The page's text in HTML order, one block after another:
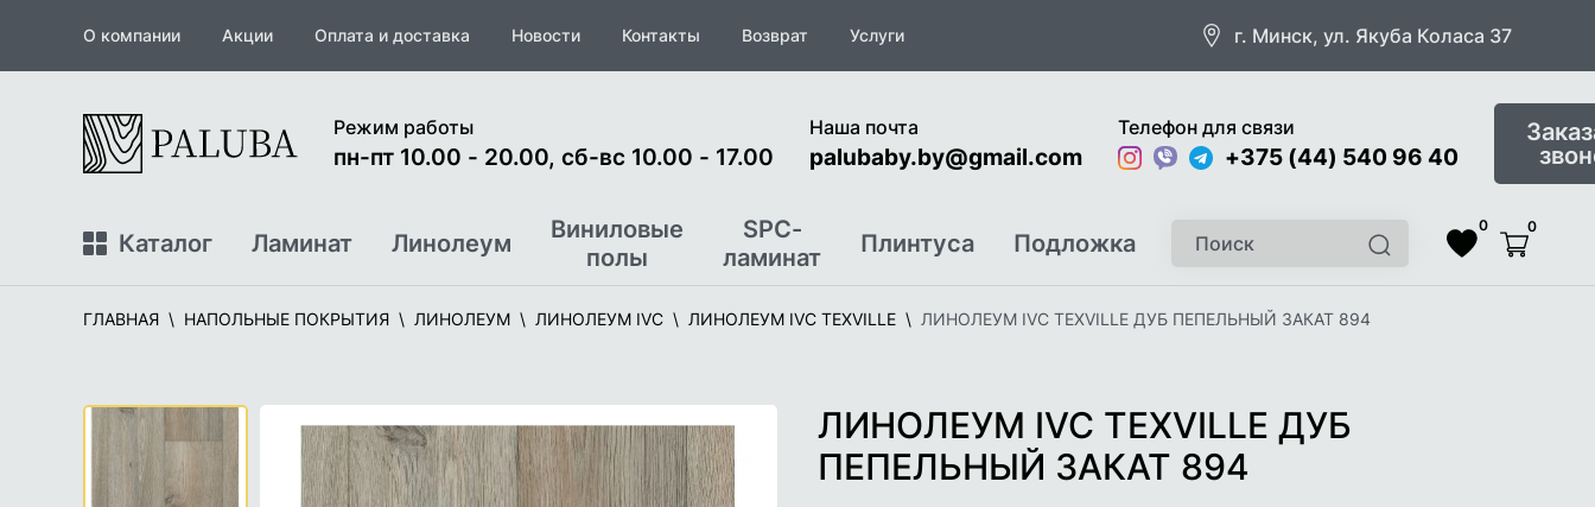
О компании Акции Оплата и доставка Новости Контакты Возврат Услуги г. Минск, ул. Якуба Коласа 37
На
главную
Режим работы
пн-пт 10.00 - 20.00, сб-вс 10.00 - 17.00
Наша почта
palubaby.by@gmail.com
Телефон для связи
Instagram
ViberTelegram
+375 (44) 540 96 40
Каталог Ламинат Линолеум
Виниловые
полы
SPC-
ламинат
Плинтуса Подложка
Список
0
Корзина
0
ГЛАВНАЯ НАПОЛЬНЫЕ ПОКРЫТИЯ ЛИНОЛЕУМ ЛИНОЛЕУМ IVC ЛИНОЛЕУМ IVC TEXVILLE ЛИНОЛЕУМ IVC TEXVILLE ДУБ ПЕПЕЛЬНЫЙ ЗАКАТ 894
ЛИНОЛЕУМ IVC TEXVILLE ДУБ
ПЕПЕЛЬНЫЙ ЗАКАТ 894